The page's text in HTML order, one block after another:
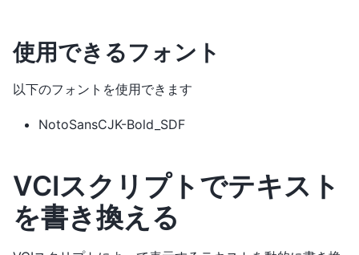
使用できるフォント
以下のフォントを使用できます
NotoSansCJK-Bold_SDF
VCIスクリプトでテキスト
を書き換える